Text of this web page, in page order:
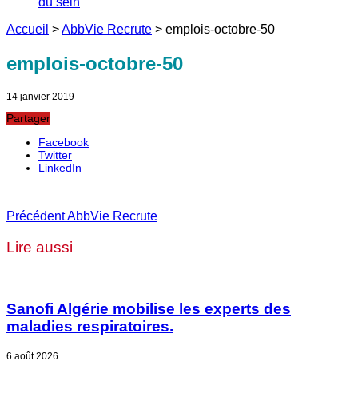
Accueil >AbbVie Recrute > emplois-octobre-50
emplois-octobre-50
14 janvier 2019
Partager
Facebook
Twitter
LinkedIn
PrécédentAbbVie Recrute
Lire aussi
Sanofi Algérie mobilise les experts des
maladies respiratoires.
6 août 2026